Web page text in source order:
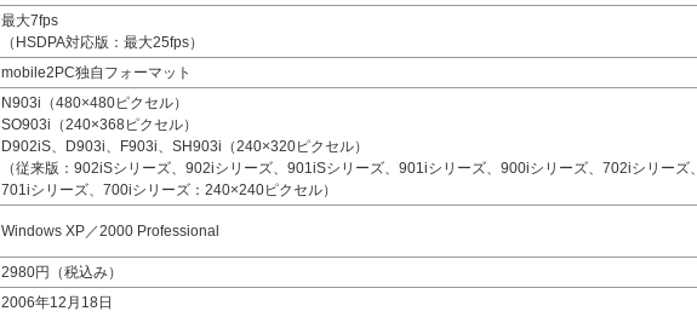
最大7fps
（HSDPA対応版：最大25fps）
mobile2PC独自フォーマット
N903i（480×480ピクセル）
SO903i（240×368ピクセル）
D902iS、D903i、F903i、SH903i（240×320ピクセル）
（従来版：902iSシリーズ、902iシリーズ、901iSシリーズ、901iシリーズ、900iシリーズ、702iシリーズ、
701iシリーズ、700iシリーズ：240×240ピクセル）
Windows XP／2000 Professional
2980円（税込み）
2006年12月18日